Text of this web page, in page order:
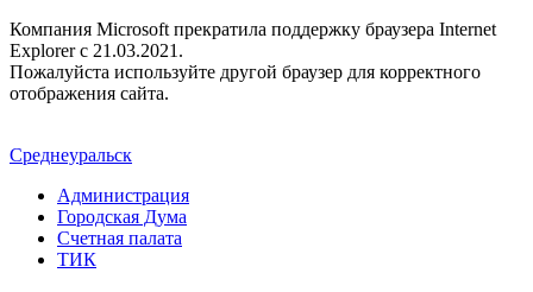
Компания Microsoft прекратила поддержку браузера Internet
Explorer c 21.03.2021.
Пожалуйста используйте другой браузер для корректного
отображения сайта.
Среднеуральск
Администрация
Городская Дума
Счетная палата
ТИК